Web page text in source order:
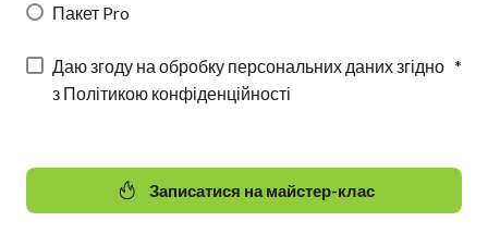
Пакет Pro
Даю згоду на обробку персональних даних згідно
з Політикою конфіденційності
*
Записатися на майстер-клас